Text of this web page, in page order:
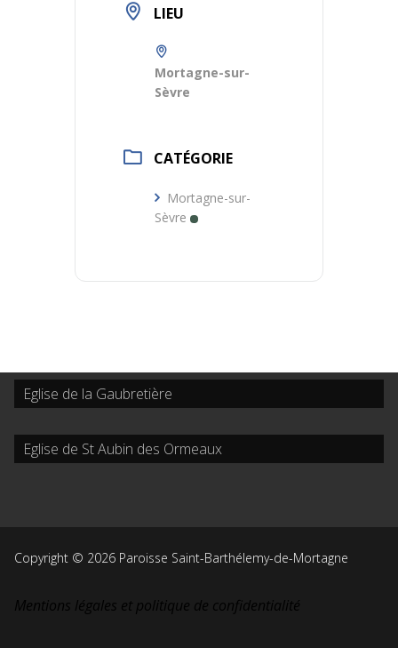
LIEU
Mortagne-sur-
Sèvre
CATÉGORIE
Mortagne-sur-
Sèvre
Eglise de la Gaubretière
Eglise de St Aubin des Ormeaux
Copyright © 2026 Paroisse Saint-Barthélemy-de-Mortagne
Mentions légales et politique de confidentialité